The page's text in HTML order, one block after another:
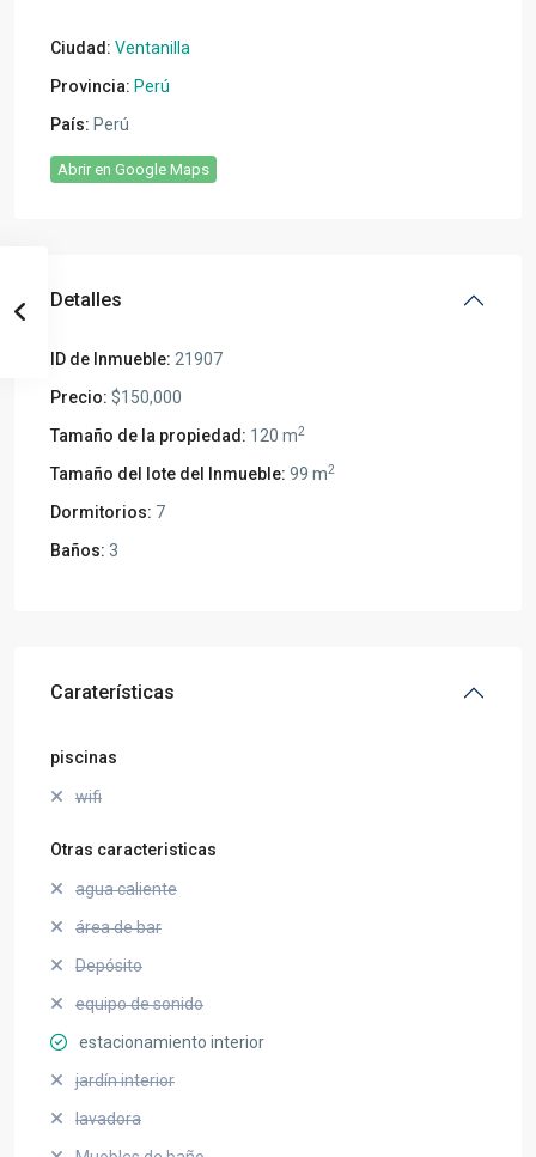
Ciudad: Ventanilla
Provincia: Perú
País: Perú
Abrir en Google Maps
Detalles
ID de Inmueble: 21907
Precio: $150,000
Tamaño de la propiedad: 120 m2
Tamaño del lote del Inmueble: 99 m2
Dormitorios: 7
Baños: 3
Caraterísticas
piscinas
wifi
Otras caracteristicas
agua caliente
área de bar
Depósito
equipo de sonido
estacionamiento interior
jardín interior
lavadora